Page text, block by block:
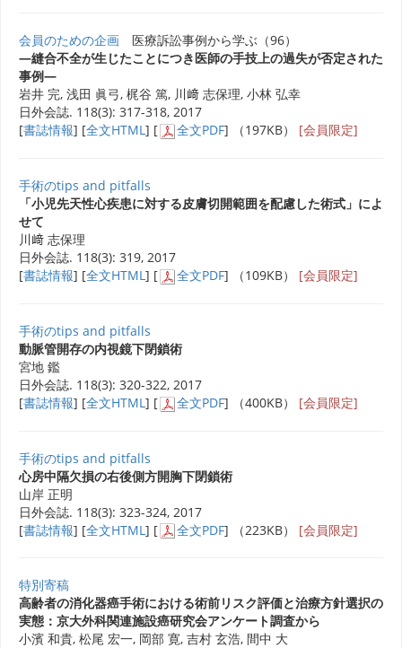
会員のための企画 医療訴訟事例から学ぶ（96）
―縫合不全が生じたことにつき医師の手技上の過失が否定された
事例―
岩井 完, 浅田 眞弓, 梶谷 篤, 川﨑 志保理, 小林 弘幸
日外会誌. 118(3): 317-318, 2017
[書誌情報] [全文HTML] [ 全文PDF] （197KB） [会員限定]
手術のtips and pitfalls
「小児先天性心疾患に対する皮膚切開範囲を配慮した術式」によ
せて
川﨑 志保理
日外会誌. 118(3): 319, 2017
[書誌情報] [全文HTML] [ 全文PDF] （109KB） [会員限定]
手術のtips and pitfalls
動脈管開存の内視鏡下閉鎖術
宮地 鑑
日外会誌. 118(3): 320-322, 2017
[書誌情報] [全文HTML ] [ 全文PDF] （400KB） [会員限定]
手術のtips and pitfalls
心房中隔欠損の右後側方開胸下閉鎖術
山岸 正明
日外会誌. 118(3): 323-324, 2017
[書誌情報] [全文HTML ] [ 全文PDF] （223KB） [会員限定]
特別寄稿
高齢者の消化器癌手術における術前リスク評価と治療方針選択の
実態：京大外科関連施設癌研究会アンケート調査から
小濱 和貴, 松尾 宏一, 岡部 寛, 吉村 玄浩, 間中 大